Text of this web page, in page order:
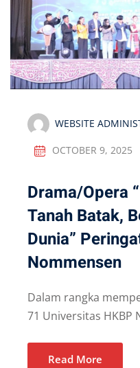
WEBSITE
OCTOBER 9, 2025
Drama/Opera
Tanah Batak,
Dunia”
Nommensen
Dalam rangka
71 Universitas HKBP
Read More